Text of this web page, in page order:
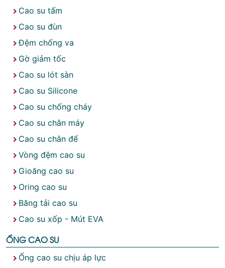
Cao su tấm
Cao su đùn
Đệm chống va
Gờ giảm tốc
Cao su lót sàn
Cao su Silicone
Cao su chống cháy
Cao su chân máy
Cao su chân đế
Vòng đệm cao su
Gioăng cao su
Oring cao su
Băng tải cao su
Cao su xốp - Mút EVA
ỐNG CAO SU
Ống cao su chịu áp lực